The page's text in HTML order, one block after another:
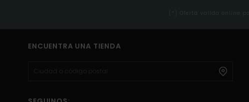
(*) Oferta valida online
ENCUENTRA UNA TIENDA